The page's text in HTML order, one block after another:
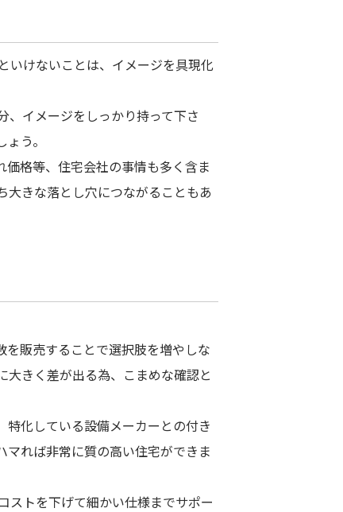
いけないことは、イメージを具現化
、イメージをしっかり持って下さ
う。
格等、住宅会社の事情も多く含ま
大きな落とし穴につながることもあ
販売することで選択肢を増やしな
きく差が出る為、こまめな確認と
化している設備メーカーとの付き
れば非常に質の高い住宅ができま
ストを下げて細かい仕様までサポー